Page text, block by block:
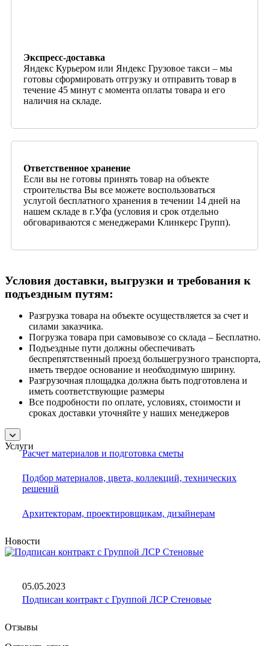
Экспресс-доставка
Яндекс Курьером или Яндекс Грузовое такси – мы
готовы сформировать отгрузку и отправить товар в
течение 45 минут с момента оплаты товара и его
наличия на складе.
Ответственное хранение
Если вы не готовы принять товар на объекте
строительства Вы все можете воспользоваться
услугой бесплатного хранения в течении 14 дней на
нашем складе в г.Уфа (условия и срок отдельно
обговариваются с менеджерами Клинкерс Групп).
Условия доставки, выгрузки и требования к
подъездным путям:
Разгрузка товара на объекте осуществляется за счет и
силами заказчика.
Погрузка товара при самовывозе со склада – Бесплатно.
Подъездные пути должны обеспечивать
беспрепятственный проезд большегрузного транспорта,
иметь твердое основание и необходимую ширину.
Разгрузочная площадка должна быть подготовлена и
иметь соответствующие размеры
Все подробности по оплате, условиях, стоимости и
сроках доставки уточняйте у наших менеджеров
Услуги
Расчет материалов и подготовка сметы
Подбор материалов, цвета, коллекций, технических
решений
Архитекторам, проектировщикам, дизайнерам
Новости
05.05.2023
Подписан контракт с Группой ЛСР Стеновые
Отзывы